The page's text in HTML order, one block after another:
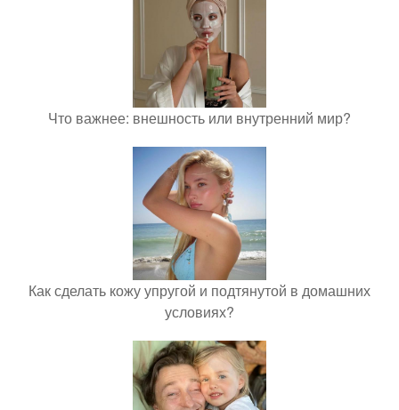
Что важнее: внешность или внутренний мир?
Как сделать кожу упругой и подтянутой в домашних
условиях?